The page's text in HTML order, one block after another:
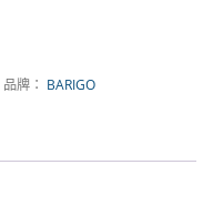
品牌： BARIGO